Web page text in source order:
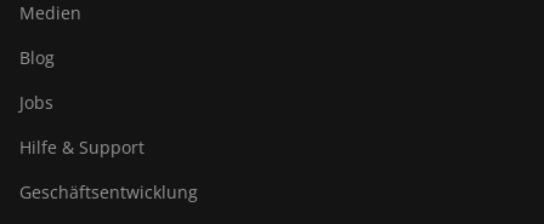
Medien
Blog
Jobs
Hilfe & Support
Geschäftsentwicklung